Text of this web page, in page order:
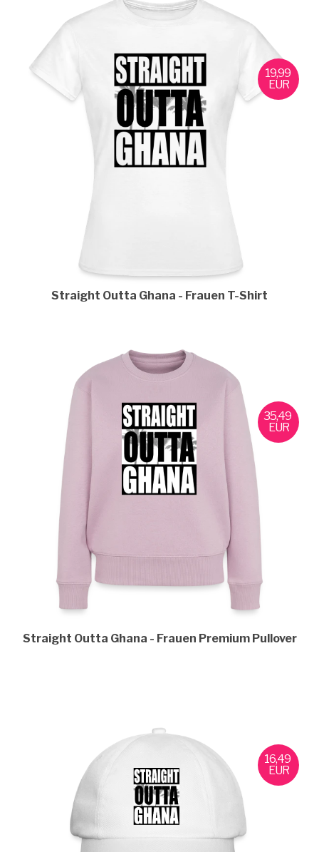
Straight Outta Ghana Frauen T-Shirt
19,99
EUR
Straight Outta Ghana Frauen Premium Pullover
35,49
EUR
16,49
EUR